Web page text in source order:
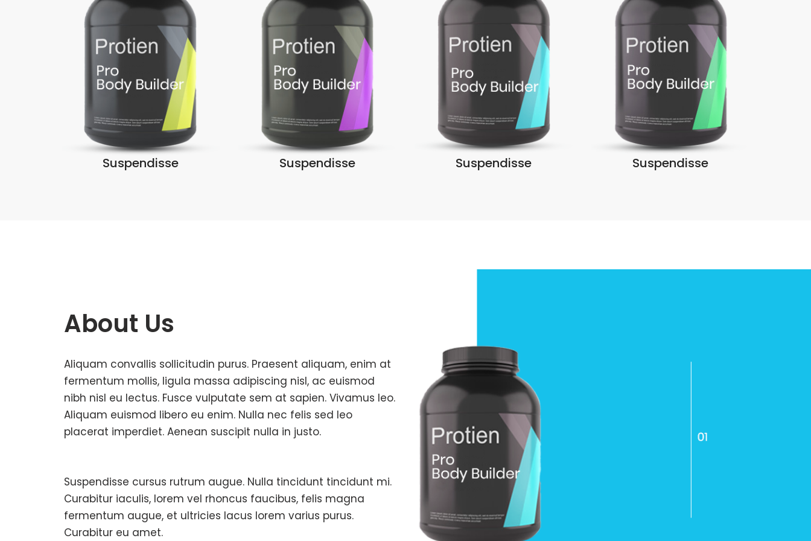
Suspendisse Suspendisse Suspendisse Suspendisse
About Us
Aliquam convallis sollicitudin purus. Praesent aliquam, enim at
fermentum mollis, ligula massa adipiscing nisl, ac euismod
nibh nisl eu lectus. Fusce vulputate sem at sapien. Vivamus leo.
Aliquam euismod libero eu enim. Nulla nec felis sed leo
placerat imperdiet. Aenean suscipit nulla in justo.
Suspendisse cursus rutrum augue. Nulla tincidunt tincidunt mi.
Curabitur iaculis, lorem vel rhoncus faucibus, felis magna
fermentum augue, et ultricies lacus lorem varius purus.
Curabitur eu amet.